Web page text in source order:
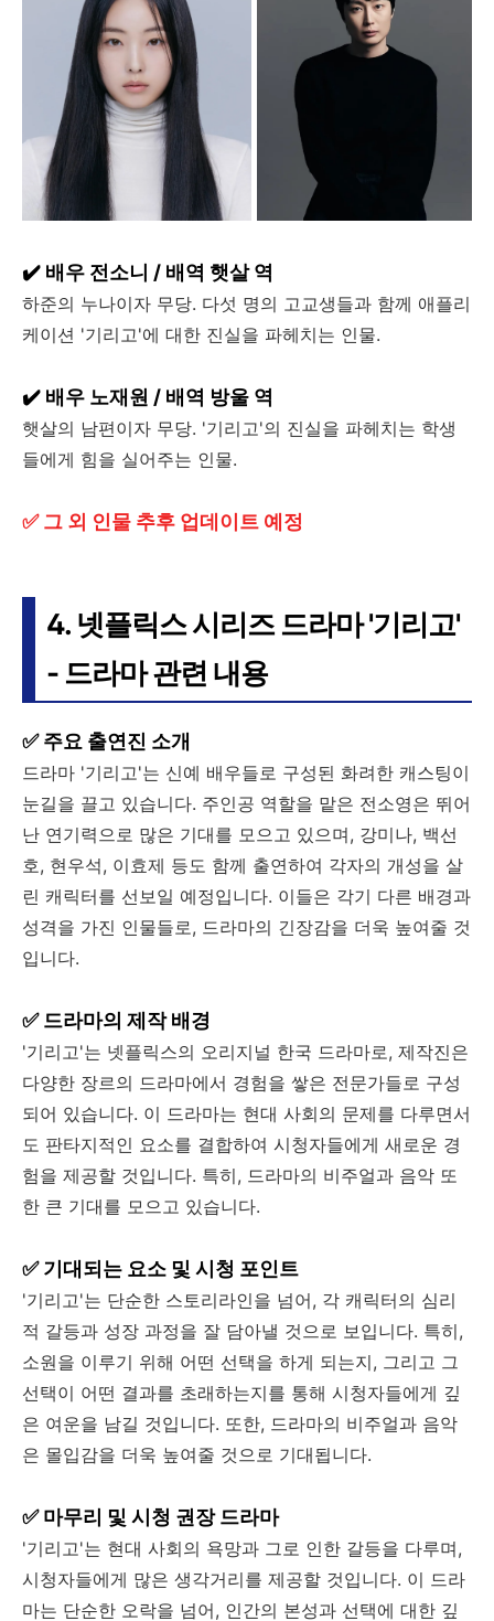
✔️ 배우 전소니 / 배역 햇살 역
하준의 누나이자 무당. 다섯 명의 고교생들과 함께 애플리
케이션 '기리고'에 대한 진실을 파헤치는 인물.
✔️ 배우 노재원 / 배역 방울 역
햇살의 남편이자 무당. '기리고'의 진실을 파헤치는 학생
들에게 힘을 실어주는 인물.
✅ 그 외 인물 추후 업데이트 예정
4. 넷플릭스 시리즈 드라마 '기리고'
- 드라마 관련 내용
✅ 주요 출연진 소개
드라마 '기리고'는 신예 배우들로 구성된 화려한 캐스팅이
눈길을 끌고 있습니다. 주인공 역할을 맡은 전소영은 뛰어
난 연기력으로 많은 기대를 모으고 있으며, 강미나, 백선
호, 현우석, 이효제 등도 함께 출연하여 각자의 개성을 살
린 캐릭터를 선보일 예정입니다. 이들은 각기 다른 배경과
성격을 가진 인물들로, 드라마의 긴장감을 더욱 높여줄 것
입니다.
✅ 드라마의 제작 배경
'기리고'는 넷플릭스의 오리지널 한국 드라마로, 제작진은
다양한 장르의 드라마에서 경험을 쌓은 전문가들로 구성
되어 있습니다. 이 드라마는 현대 사회의 문제를 다루면서
도 판타지적인 요소를 결합하여 시청자들에게 새로운 경
험을 제공할 것입니다. 특히, 드라마의 비주얼과 음악 또
한 큰 기대를 모으고 있습니다.
✅ 기대되는 요소 및 시청 포인트
'기리고'는 단순한 스토리라인을 넘어, 각 캐릭터의 심리
적 갈등과 성장 과정을 잘 담아낼 것으로 보입니다. 특히,
소원을 이루기 위해 어떤 선택을 하게 되는지, 그리고 그
선택이 어떤 결과를 초래하는지를 통해 시청자들에게 깊
은 여운을 남길 것입니다. 또한, 드라마의 비주얼과 음악
은 몰입감을 더욱 높여줄 것으로 기대됩니다.
✅ 마무리 및 시청 권장 드라마
'기리고'는 현대 사회의 욕망과 그로 인한 갈등을 다루며,
시청자들에게 많은 생각거리를 제공할 것입니다. 이 드라
마는 단순한 오락을 넘어, 인간의 본성과 선택에 대한 깊